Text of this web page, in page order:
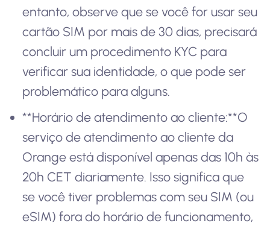
entanto, observe que se você for usar seu
cartão SIM por mais de 30 dias, precisará
concluir um procedimento KYC para
verificar sua identidade, o que pode ser
problemático para alguns.
**Horário de atendimento ao cliente:**O
serviço de atendimento ao cliente da
Orange está disponível apenas das 10h às
20h CET diariamente. Isso significa que
se você tiver problemas com seu SIM (ou
eSIM) fora do horário de funcionamento,